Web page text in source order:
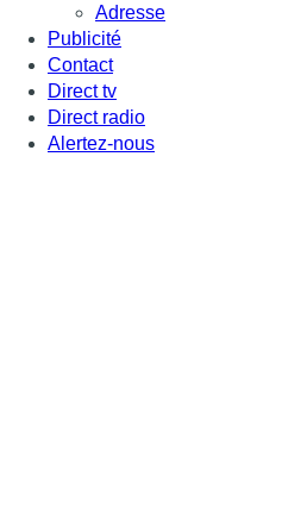
Adresse
Publicité
Contact
Direct tv
Direct radio
Alertez-nous